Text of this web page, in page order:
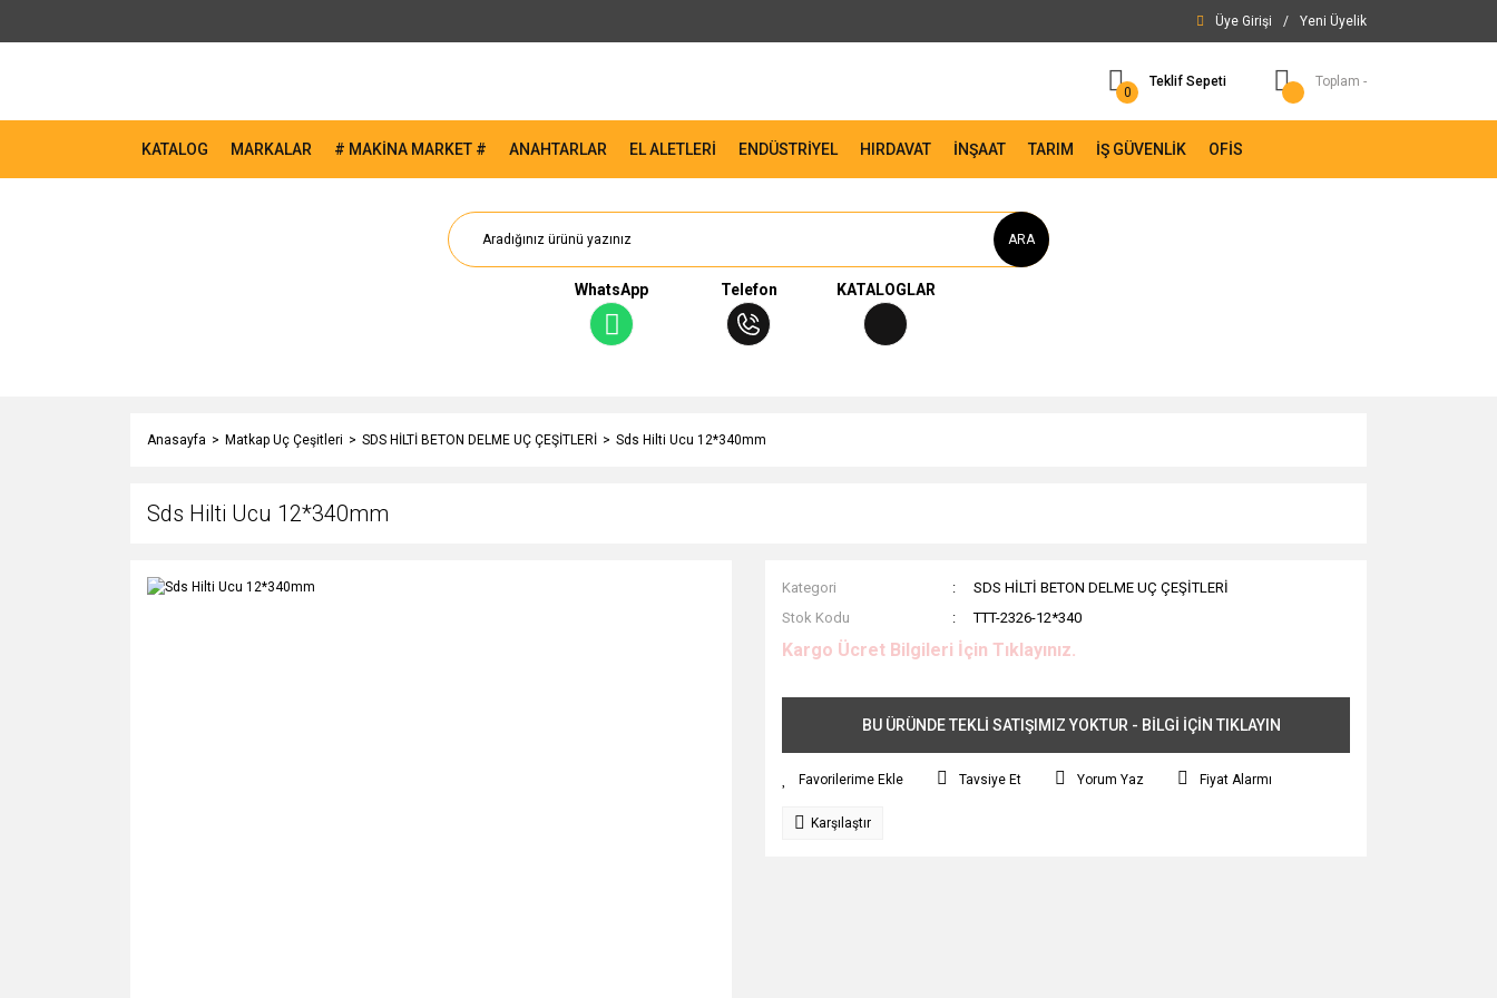
Üye Girişi / Yeni Üyelik
0
Teklif Sepeti Toplam -
KATALOG MARKALAR # MAKİNA MARKET # ANAHTARLAR EL ALETLERİ ENDÜSTRİYEL HIRDAVAT İNŞAAT TARIM İŞ GÜVENLİK OFİS
ARA
WhatsApp Telefon KATALOGLAR
Anasayfa Matkap Uç Çeşitleri SDS HİLTİ BETON DELME UÇ ÇEŞİTLERİ Sds Hilti Ucu 12*340mm
Sds Hilti Ucu 12*340mm
Kategori
SDS HİLTİ BETON DELME UÇ ÇEŞİTLERİ
Stok Kodu
TTT-2326-12*340
Kargo Ücret Bilgileri İçin Tıklayınız.
BU ÜRÜNDE TEKLİ SATIŞIMIZ YOKTUR - BİLGİ İÇİN TIKLAYIN
Tavsiye Et Yorum Yaz Fiyat Alarmı
Karşılaştır